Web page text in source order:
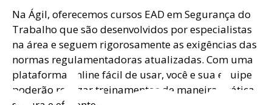
Na Ágil, oferecemos cursos EAD em Segurança do
Trabalho que são desenvolvidos por especialistas
na área e seguem rigorosamente as exigências das
normas regulamentadoras atualizadas. Com uma
plataforma online fácil de usar, você e sua equipe
poderão realizar treinamentos de maneira prática,